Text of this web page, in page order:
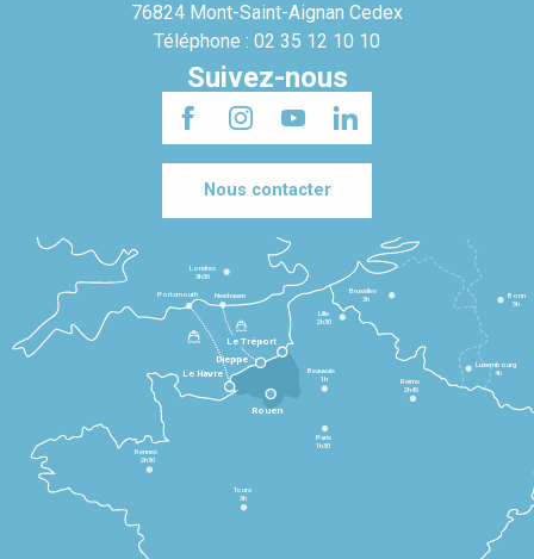
76824 Mont-Saint-Aignan Cedex
Téléphone : 02 35 12 10 10
Suivez-nous
Nous contacter
Le Havre
Dieppe
Le Tréport
Rennes
2h30
Tours
3h
Paris
1h30
Beauvais
1h
Reims
2h45
Lille
2h30
Bruxelles
3h
Londres
3h30
Newhaven
Portsmouth
Bonn
5h
Luxembourg
4h
Rouen